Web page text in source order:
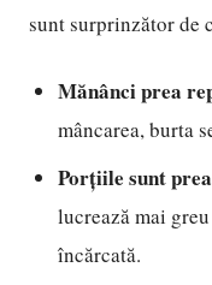
sunt surprinzător de
Mănânci prea
mâncarea, burta
Porțiile sunt
lucrează mai
încărcată.